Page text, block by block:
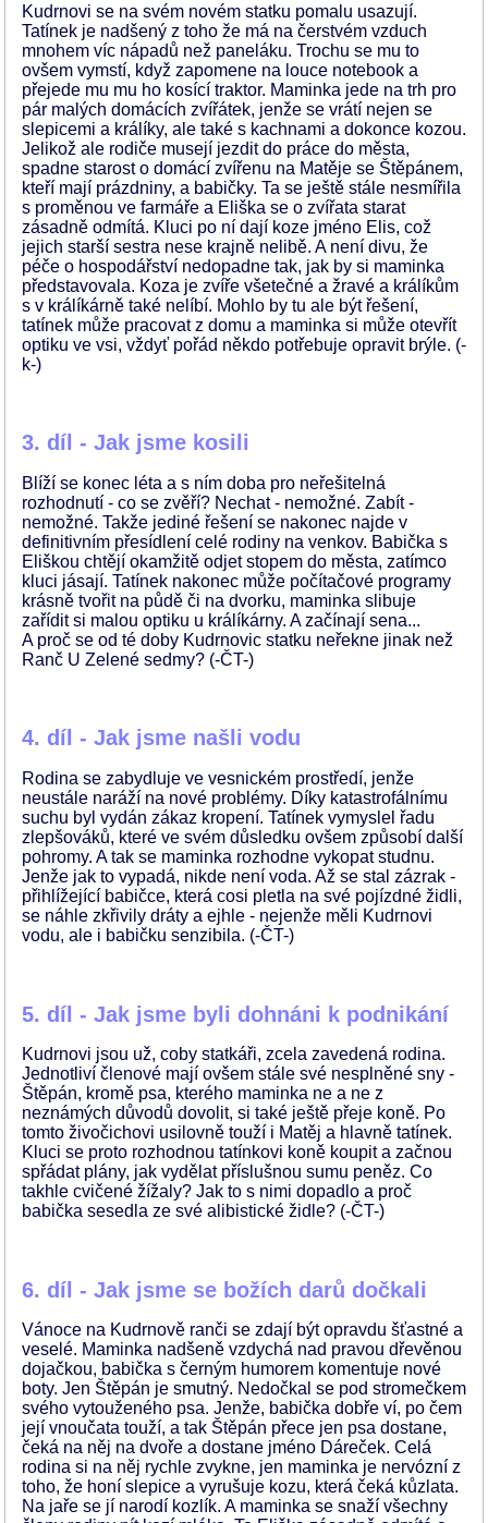
Kudrnovi se na svém novém statku pomalu usazují.
Tatínek je nadšený z toho že má na čerstvém vzduch
mnohem víc nápadů než paneláku. Trochu se mu to
ovšem vymstí, když zapomene na louce notebook a
přejede mu mu ho kosící traktor. Maminka jede na trh pro
pár malých domácích zvířátek, jenže se vrátí nejen se
slepicemi a králíky, ale také s kachnami a dokonce kozou.
Jelikož ale rodiče musejí jezdit do práce do města,
spadne starost o domácí zvířenu na Matěje se Štěpánem,
kteří mají prázdniny, a babičky. Ta se ještě stále nesmířila
s proměnou ve farmáře a Eliška se o zvířata starat
zásadně odmítá. Kluci po ní dají koze jméno Elis, což
jejich starší sestra nese krajně nelibě. A není divu, že
péče o hospodářství nedopadne tak, jak by si maminka
představovala. Koza je zvíře všetečné a žravé a králíkům
s v králíkárně také nelíbí. Mohlo by tu ale být řešení,
tatínek může pracovat z domu a maminka si může otevřít
optiku ve vsi, vždyť pořád někdo potřebuje opravit brýle. (-
k-)
3. díl - Jak jsme kosili
Blíží se konec léta a s ním doba pro neřešitelná
rozhodnutí - co se zvěří? Nechat - nemožné. Zabít -
nemožné. Takže jediné řešení se nakonec najde v
definitivním přesídlení celé rodiny na venkov. Babička s
Eliškou chtějí okamžitě odjet stopem do města, zatímco
kluci jásají. Tatínek nakonec může počítačové programy
krásně tvořit na půdě či na dvorku, maminka slibuje
zařídit si malou optiku u králíkárny. A začínají sena...
A proč se od té doby Kudrnovic statku neřekne jinak než
Ranč U Zelené sedmy? (-ČT-)
4. díl - Jak jsme našli vodu
Rodina se zabydluje ve vesnickém prostředí, jenže
neustále naráží na nové problémy. Díky katastrofálnímu
suchu byl vydán zákaz kropení. Tatínek vymyslel řadu
zlepšováků, které ve svém důsledku ovšem způsobí další
pohromy. A tak se maminka rozhodne vykopat studnu.
Jenže jak to vypadá, nikde není voda. Až se stal zázrak -
přihlížející babičce, která cosi pletla na své pojízdné židli,
se náhle zkřivily dráty a ejhle - nejenže měli Kudrnovi
vodu, ale i babičku senzibila. (-ČT-)
5. díl - Jak jsme byli dohnáni k podnikání
Kudrnovi jsou už, coby statkáři, zcela zavedená rodina.
Jednotliví členové mají ovšem stále své nesplněné sny -
Štěpán, kromě psa, kterého maminka ne a ne z
neznámých důvodů dovolit, si také ještě přeje koně. Po
tomto živočichovi usilovně touží i Matěj a hlavně tatínek.
Kluci se proto rozhodnou tatínkovi koně koupit a začnou
spřádat plány, jak vydělat příslušnou sumu peněz. Co
takhle cvičené žížaly? Jak to s nimi dopadlo a proč
babička sesedla ze své alibistické židle? (-ČT-)
6. díl - Jak jsme se božích darů dočkali
Vánoce na Kudrnově ranči se zdají být opravdu šťastné a
veselé. Maminka nadšeně vzdychá nad pravou dřevěnou
dojačkou, babička s černým humorem komentuje nové
boty. Jen Štěpán je smutný. Nedočkal se pod stromečkem
svého vytouženého psa. Jenže, babička dobře ví, po čem
její vnoučata touží, a tak Štěpán přece jen psa dostane,
čeká na něj na dvoře a dostane jméno Dáreček. Celá
rodina si na něj rychle zvykne, jen maminka je nervózní z
toho, že honí slepice a vyrušuje kozu, která čeká kůzlata.
Na jaře se jí narodí kozlík. A maminka se snaží všechny